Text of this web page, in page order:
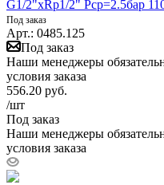
G1/2"хRp1/2" Рср=2.5бар
Под заказ
Арт.: 0485.125
Под заказ
Наши менеджеры
условия заказа
556.20 руб.
/шт
Под заказ
Наши менеджеры
условия заказа